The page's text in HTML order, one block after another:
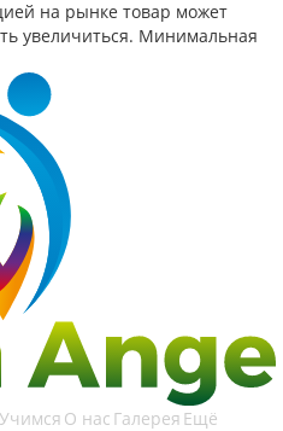
на рынке товар может
увеличиться. Минимальная
Учимся О нас Галерея Ещё